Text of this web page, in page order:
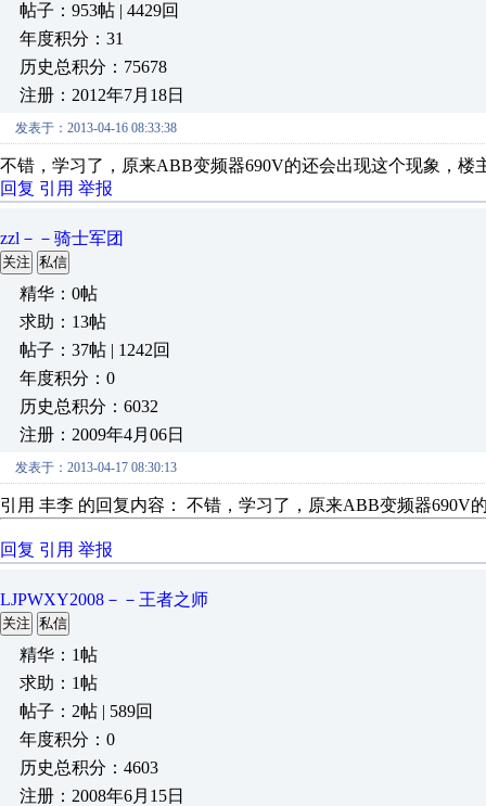
帖子：953帖 | 4429回
年度积分：31
历史总积分：75678
注册：2012年7月18日
发表于：2013-04-16 08:33:38
不错，学习了，原来ABB变频器690V的还会出现这个现象，
回复 引用 举报
zzl－－骑士军团
关注 私信
精华：0帖
求助：13帖
帖子：37帖 | 1242回
年度积分：0
历史总积分：6032
注册：2009年4月06日
发表于：2013-04-17 08:30:13
引用 丰李 的回复内容： 不错，学习了，原来ABB变频器690V
回复 引用 举报
LJPWXY2008－－王者之师
关注 私信
精华：1帖
求助：1帖
帖子：2帖 | 589回
年度积分：0
历史总积分：4603
注册：2008年6月15日